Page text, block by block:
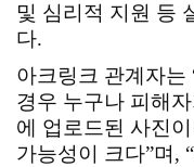
및 심리적 지원 등
다.
아크링크 관계자는
경우 누구나 피해
에 업로드된 사진
가능성이 크다”며,